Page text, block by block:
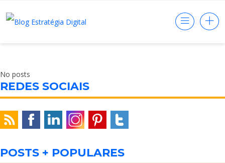
No posts
REDES SOCIAIS
POSTS + POPULARES